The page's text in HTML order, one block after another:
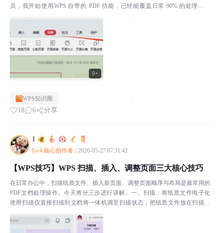
9+
员，我开始使用WPS 自带的 PDF 功能，已经能覆盖日常 90% 的处理需求
WPS知识圈
18 6 分享
1
Lv.4 核心创作者 2026-05-27 07:31:42
【WPS技巧】WPS 扫描、插入、调整页面三大核心技巧
在日常办公中，扫描纸质文件、插入新页面、调整页面顺序与布局是最常用的
PDF文档处理操作。今天将分三步进行讲解。一、扫描：将纸质文件电子化
使用扫描仪直接扫描到文档将一体机调至扫描状态，把纸质文件放在扫描台